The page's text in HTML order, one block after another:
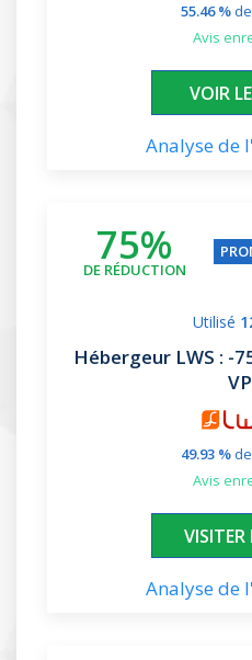
55.46 %
avis
VOIR
Analyse de
75%
DE RÉDUCTION
Utilisé
Hébergeur LWS : -
49.93 %
avis
VISITER
Analyse de